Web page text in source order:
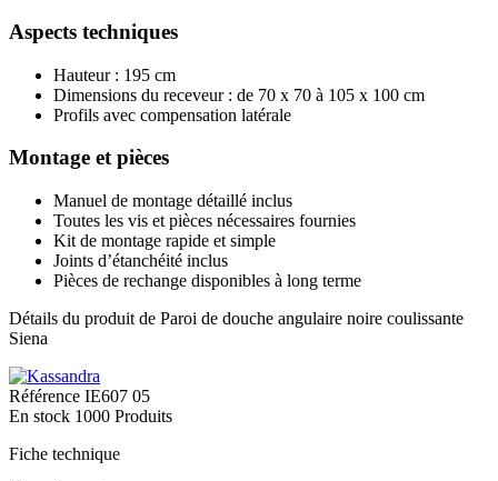
Aspects techniques
Hauteur : 195 cm
Dimensions du receveur : de 70 x 70 à 105 x 100 cm
Profils avec compensation latérale
Montage et pièces
Manuel de montage détaillé inclus
Toutes les vis et pièces nécessaires fournies
Kit de montage rapide et simple
Joints d’étanchéité inclus
Pièces de rechange disponibles à long terme
Détails du produit de Paroi de douche angulaire noire coulissante
Siena
Référence IE607 05
En stock 1000 Produits
Fiche technique